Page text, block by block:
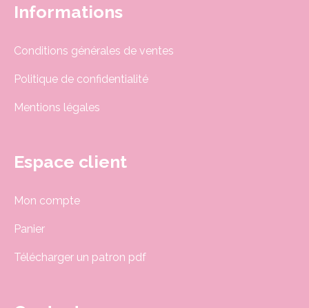
Informations
Conditions générales de ventes
Politique de confidentialité
Mentions légales
Espace client
Mon compte
Panier
Télécharger un patron pdf